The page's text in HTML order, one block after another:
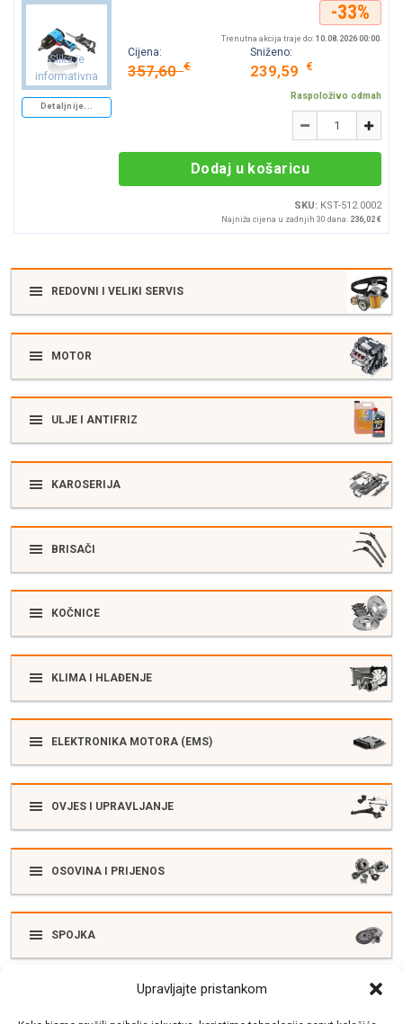
Upravljajte pristankom
Slika je
informativna
Detaljnije...
-33%
Trenutna akcija traje do: 10.08.2026 00:00.
Cijena:
357,60€
Sniženo:
239,59 €
Raspoloživo odmah
- +
Dodaj u košaricu
SKU: KST-512.0002
Najniža cijena u zadnjih 30 dana: 236,02 €
REDOVNI I VELIKI SERVIS
MOTOR
ULJE I ANTIFRIZ
KAROSERIJA
BRISAČI
KOČNICE
KLIMA I HLAĐENJE
ELEKTRONIKA MOTORA (EMS)
OVJES I UPRAVLJANJE
OSOVINA I PRIJENOS
SPOJKA